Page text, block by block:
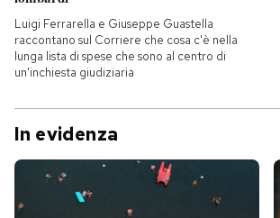
Luigi Ferrarella e Giuseppe Guastella
raccontano sul Corriere che cosa c'è nella
lunga lista di spese che sono al centro di
un'inchiesta giudiziaria
In evidenza